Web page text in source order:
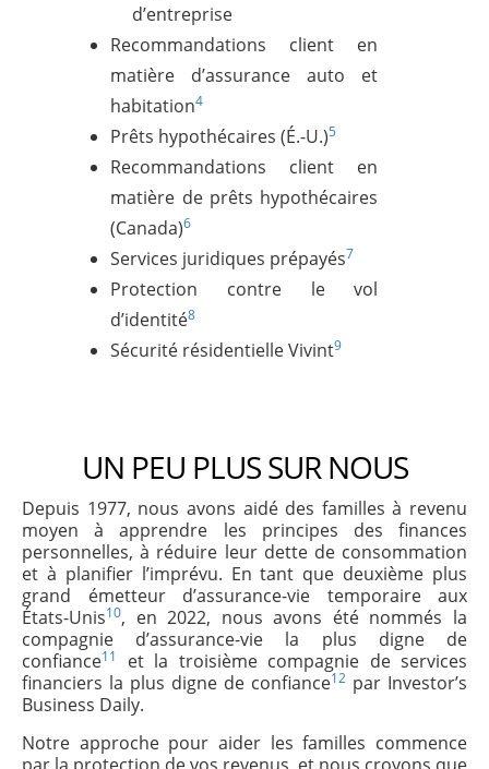
d’entreprise
Recommandations client en
matière d’assurance auto et
habitation4
Prêts hypothécaires (É.-U.)5
Recommandations client en
matière de prêts hypothécaires
(Canada)6
Services juridiques prépayés7
Protection contre le vol
d’identité8
Sécurité résidentielle Vivint9
UN PEU PLUS SUR NOUS
Depuis 1977, nous avons aidé des familles à revenu
moyen à apprendre les principes des finances
personnelles, à réduire leur dette de consommation
et à planifier l’imprévu. En tant que deuxième plus
grand émetteur d’assurance-vie temporaire aux
États-Unis10, en 2022, nous avons été nommés la
compagnie d’assurance-vie la plus digne de
confiance11
et la troisième compagnie de services
financiers la plus digne de confiance12 par Investor’s
Business Daily.
Notre approche pour aider les familles commence